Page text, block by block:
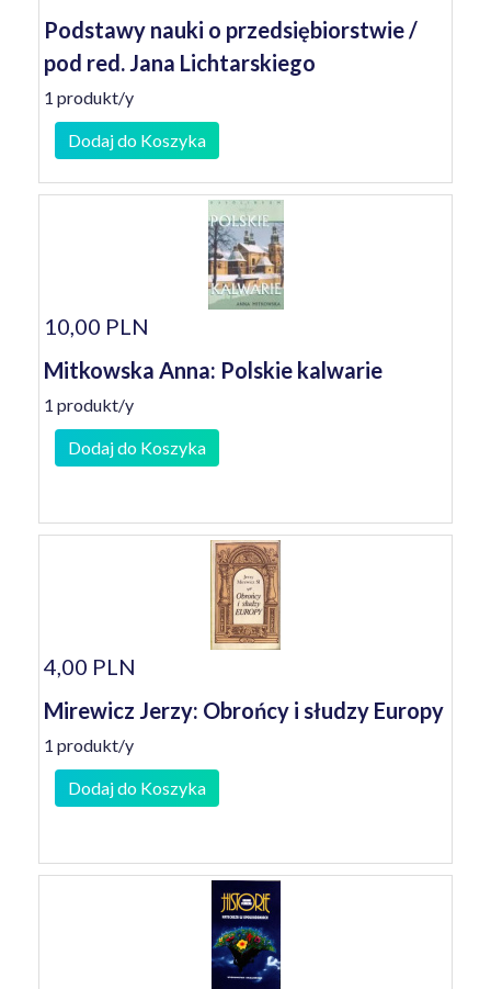
Podstawy nauki o przedsiębiorstwie /
pod red. Jana Lichtarskiego
1 produkt/y
Dodaj do Koszyka
10,00 PLN
Mitkowska Anna: Polskie kalwarie
1 produkt/y
Dodaj do Koszyka
4,00 PLN
Mirewicz Jerzy: Obrońcy i słudzy Europy
1 produkt/y
Dodaj do Koszyka